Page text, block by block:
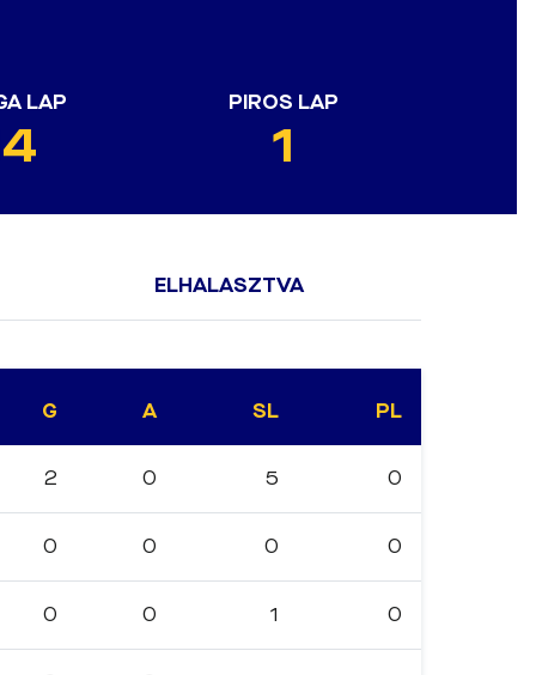
LAP PIROS LAP
1
ELHALASZTVA
G A SL PL
2 0 5 0
0 0 0 0
0 0 1 0